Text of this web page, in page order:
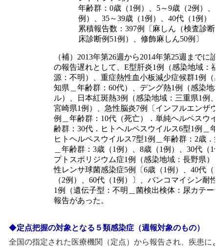
年齢群：0歳（1例）、5～9歳（2例）、
例）、35～39歳（1例）、40代（1例）
累積報告数：397例〔麻しん（検査診断
床診断例51例）、修飾麻しん50例〕
（補）2013年第26週から2014年第25週までに
の報告遅れとして、E型肝炎1例（感染地域：
源：不明）、重症熱性血小板減少症候群1例（
知県＿年齢群：60代）、デング熱1例（感染地
ル）、日本紅斑熱3例（感染地域：三重県1例
宮崎県1例）、急性脳炎7例〔インフルエンザ
例＿年齢群：10代（死亡）．単純ヘルペスウ
齢群：30代．ヒトヘルペスウイルス6型1例＿
ヒトヘルペスウイルス7型1例＿年齢群：2歳．
＿年齢群：3歳（1例）、8歳（1例）、30代（1
プトスポリジウム症1例（感染地域：長野県）
性レンサ球菌感染症5例〔6歳（1例）、40代（
（2例）、60代（1例）〕、バンコマイシン耐
1例（遺伝子型：不明＿菌検出検体：尿カテー
報告があった。
◆定点把握の対象となる５類感染症（週報対象のもの）
全国の指定された医療機関（定点）から報告され、疾患に